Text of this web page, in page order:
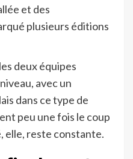
et des
plusieurs éditions
deux équipes
avec un
dans ce type de
peu une fois le coup
elle, reste constante.